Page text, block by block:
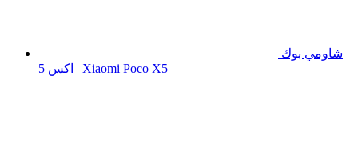
شاومي بوك
اكس 5 | Xiaomi Poco X5